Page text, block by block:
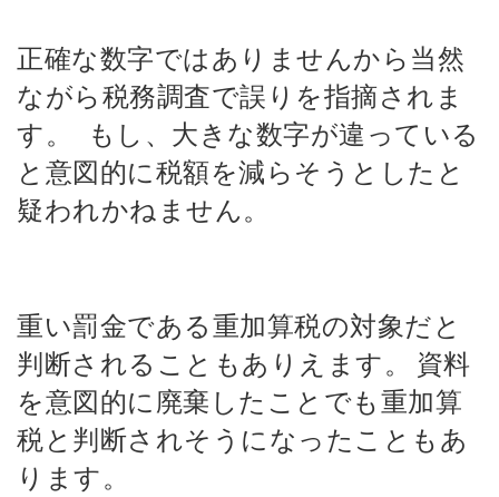
正確な数字ではありませんから当然
ながら税務調査で誤りを指摘されま
す。
もし、大きな数字が違っている
と意図的に税額を減らそうとしたと
疑われかねません。
重い罰金である重加算税の対象だと
判断されることもありえます。
資料
を意図的に廃棄したことでも重加算
税と判断されそうになったこともあ
ります。